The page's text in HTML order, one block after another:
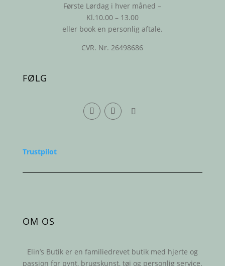
Første Lørdag i hver måned –
Kl.10.00 – 13.00
eller book en personlig aftale.
CVR. Nr. 26498686
FØLG
Trustpilot
OM OS
Elin’s Butik er en familiedrevet butik med hjerte og
passion for pynt, brugskunst, tøj og personlig service.